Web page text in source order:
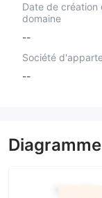
Date de création
domaine
--
Société
--